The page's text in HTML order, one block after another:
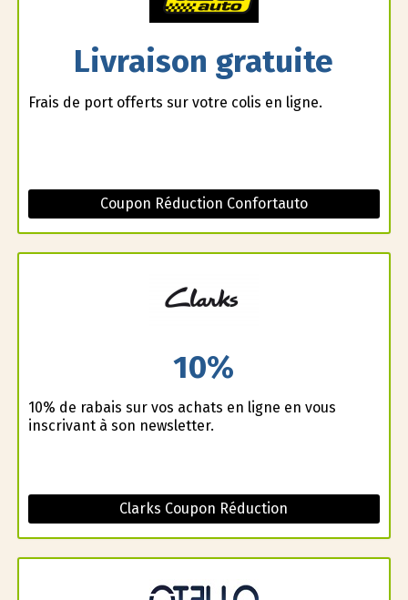
Livraison gratuite
Frais de port offerts sur votre colis en ligne.
Coupon Réduction Confortauto
10%
10% de rabais sur vos achats en ligne en vous
inscrivant à son newsletter.
Clarks Coupon Réduction